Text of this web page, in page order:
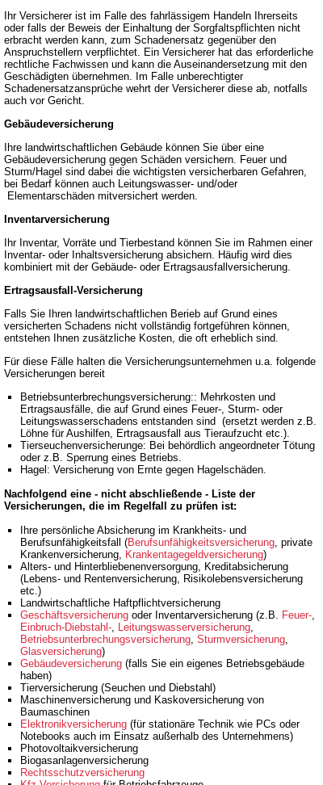
Ihr Versicherer ist im Falle des fahrlässigem Handeln Ihrerseits
oder falls der Beweis der Einhaltung der Sorgfaltspflichten nicht
erbracht werden kann, zum Schadenersatz gegenüber den
Anspruchstellern verpflichtet. Ein Versicherer hat das erforderliche
rechtliche Fachwissen und kann die Auseinandersetzung mit den
Geschädigten übernehmen. Im Falle unberechtigter
Schadenersatzansprüche wehrt der Versicherer diese ab, notfalls
auch vor Gericht.
Gebäudeversicherung
Ihre landwirtschaftlichen Gebäude können Sie über eine
Gebäudeversicherung gegen Schäden versichern. Feuer und
Sturm/Hagel sind dabei die wichtigsten versicherbaren Gefahren,
bei Bedarf können auch Leitungswasser- und/oder
Elementarschäden mitversichert werden.
Inventarversicherung
Ihr Inventar, Vorräte und Tierbestand können Sie im Rahmen einer
Inventar- oder Inhaltsversicherung absichern. Häufig wird dies
kombiniert mit der Gebäude- oder Ertragsausfallversicherung.
Ertragsausfall-Versicherung
Falls Sie Ihren landwirtschaftlichen Berieb auf Grund eines
versicherten Schadens nicht vollständig fortgeführen können,
entstehen Ihnen zusätzliche Kosten, die oft erheblich sind.
Für diese Fälle halten die Versicherungsunternehmen u.a. folgende
Versicherungen bereit
Betriebsunterbrechungsversicherung:: Mehrkosten und
Ertragsausfälle, die auf Grund eines Feuer-, Sturm- oder
Leitungswasserschadens entstanden sind (ersetzt werden z.B.
Löhne für Aushilfen, Ertragsausfall aus Tieraufzucht etc.).
Tierseuchenversicherunge: Bei behördlich angeordneter Tötung
oder z.B. Sperrung eines Betriebs.
Hagel: Versicherung von Ernte gegen Hagelschäden.
Nachfolgend eine - nicht abschließende - Liste der
Versicherungen, die im Regelfall zu prüfen ist:
Ihre persönliche Absicherung im Krankheits- und
Berufsunfähigkeitsfall (Berufsunfähigkeitsversicherung, private
Krankenversicherung, Krankentagegeldversicherung)
Alters- und Hinterbliebenenversorgung, Kreditabsicherung
(Lebens- und Rentenversicherung, Risikolebensversicherung
etc.)
Landwirtschaftliche Haftpflichtversicherung
Geschäftsversicherung oder Inventarversicherung (z.B. Feuer-,
Einbruch-Diebstahl-, Leitungswasserversicherung,
Betriebsunterbrechungsversicherung, Sturmversicherung,
Glasversicherung)
Gebäudeversicherung (falls Sie ein eigenes Betriebsgebäude
haben)
Tierversicherung (Seuchen und Diebstahl)
Maschinenversicherung und Kaskoversicherung von
Baumaschinen
Elektronikversicherung (für stationäre Technik wie PCs oder
Notebooks auch im Einsatz außerhalb des Unternehmens)
Photovoltaikversicherung
Biogasanlagenversicherung
Rechtsschutzversicherung